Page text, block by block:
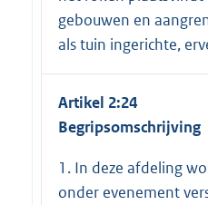
gebouwen en
als tuin ingerichte,
Artikel 2:24
Begripsomschrijving
1. In deze afdeling
onder evenement